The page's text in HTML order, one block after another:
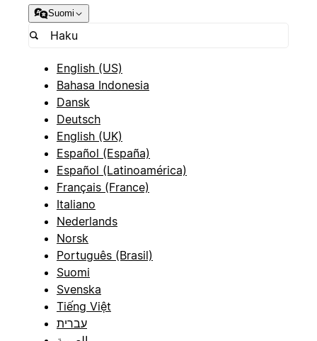
Suomi
English (US)
Bahasa Indonesia
Dansk
Deutsch
English (UK)
Español (España)
Español (Latinoamérica)
Français (France)
Italiano
Nederlands
Norsk
Português (Brasil)
Suomi
Svenska
Tiếng Việt
עברית